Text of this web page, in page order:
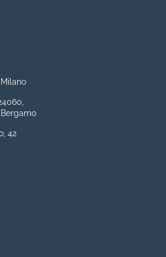
Milano
viso
42